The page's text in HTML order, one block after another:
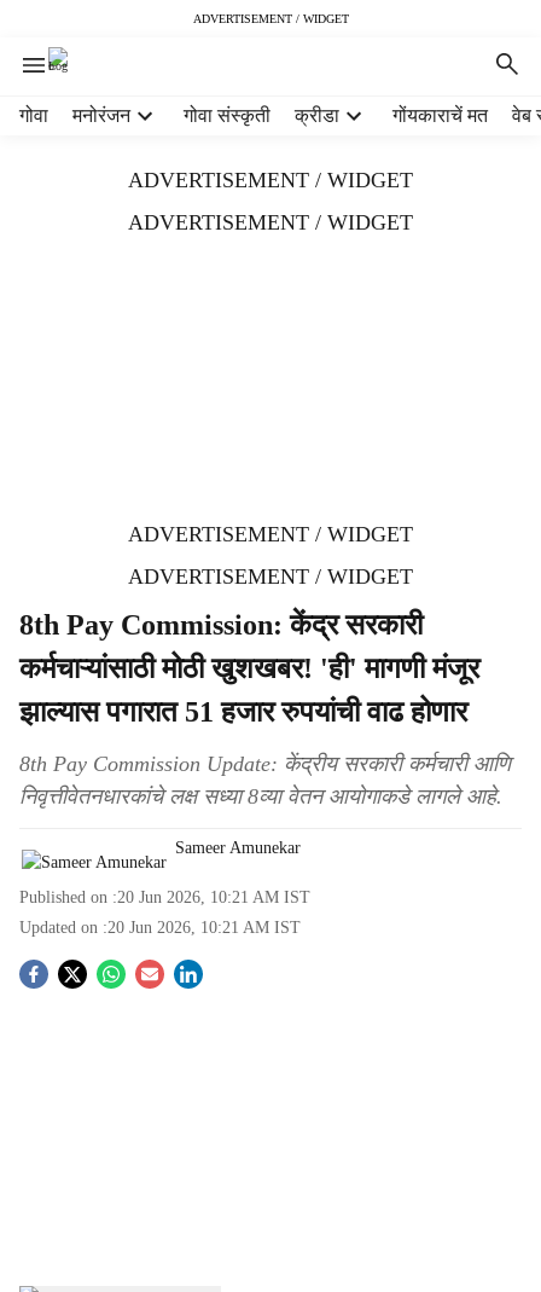
ADVERTISEMENT / WIDGET
गोवा मनोरंजन गोवा संस्कृती क्रीडा गोंयकाराचें मत वेब
ADVERTISEMENT / WIDGET
ADVERTISEMENT / WIDGET
ADVERTISEMENT / WIDGET
ADVERTISEMENT / WIDGET
8th Pay Commission: केंद्र सरकारी
कर्मचाऱ्यांसाठी मोठी खुशखबर! 'ही' मागणी मंजूर
झाल्यास पगारात 51 हजार रुपयांची वाढ होणार
8th Pay Commission Update: केंद्रीय सरकारी कर्मचारी आणि
निवृत्तीवेतनधारकांचे लक्ष सध्या 8व्या वेतन आयोगाकडे लागले आहे.
Sameer Amunekar
Published on :20 Jun 2026, 10:21 AM IST
Updated on :20 Jun 2026, 10:21 AM IST
S